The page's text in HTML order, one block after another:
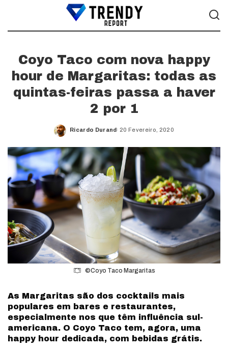
Coyo Taco com nova happy
hour de Margaritas: todas as
quintas-feiras passa a haver
2 por 1
Posted
Ricardo Durand 20 Fevereiro, 2020
©Coyo Taco Margaritas
As Margaritas são dos cocktails mais
populares em bares e restaurantes,
especialmente nos que têm influência sul-
americana. O Coyo Taco tem, agora, uma
happy hour dedicada, com bebidas grátis.